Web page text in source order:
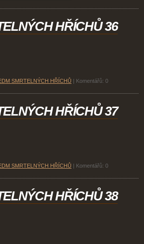
HŘÍCHŮ 36
SMRTELNÝCH HŘÍCHŮ Komentářů: 0
HŘÍCHŮ 37
SMRTELNÝCH HŘÍCHŮ Komentářů: 0
HŘÍCHŮ 38